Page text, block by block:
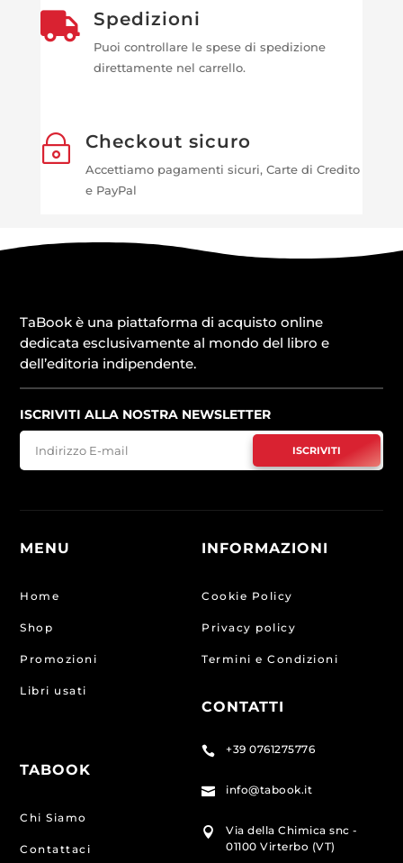
 Spedizioni
Puoi controllare le spese di spedizione
direttamente nel carrello.
~ Checkout sicuro
Accettiamo pagamenti sicuri, Carte di Credito
e PayPal
TaBook è una piattaforma di acquisto online
dedicata esclusivamente al mondo del libro e
dell’editoria indipendente.
ISCRIVITI ALLA NOSTRA NEWSLETTER
ISCRIVITI
MENU
Home
Shop
Promozioni
Libri usati
TABOOK
Chi Siamo
Contattaci
INFORMAZIONI
Cookie Policy
Privacy policy
Termini e Condizioni
CONTATTI
 +39 0761275776
 info@tabook.it

Via della Chimica snc -
01100 Virterbo (VT)